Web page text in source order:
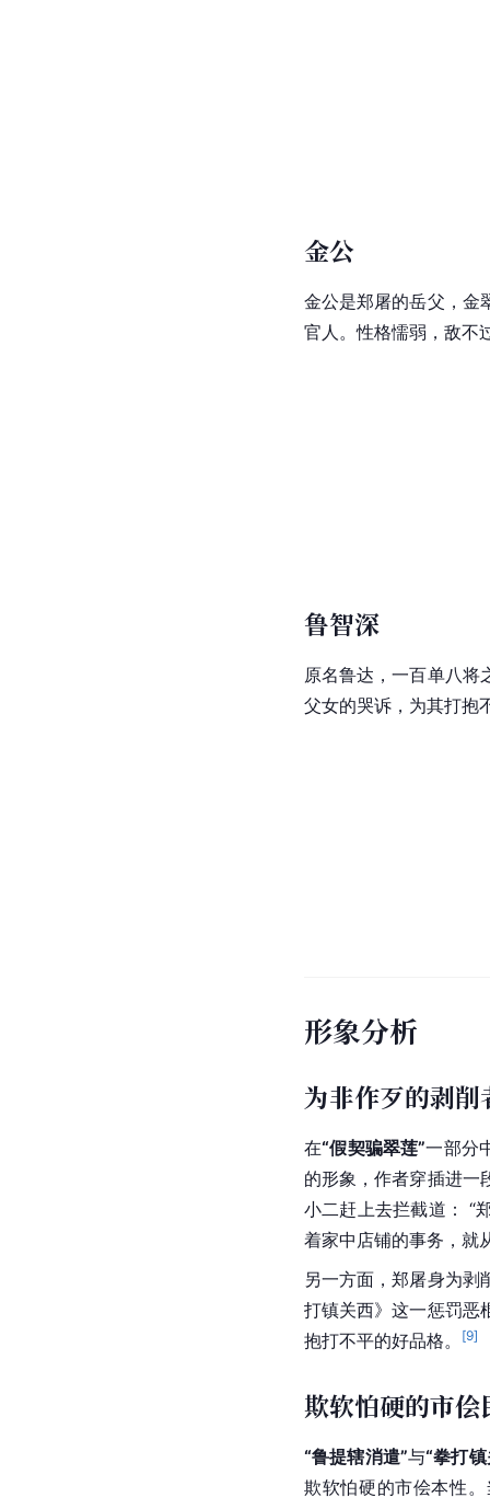
金公
金公是郑屠的岳父，金
官人。性格懦弱，敌不
鲁智深
原名鲁达 ，一百单八
父女的哭诉，为其打抱
形象分析
为非作歹的剥削
在“假契骗翠莲”一部分
的形象，作者穿插进一
小二赶上去拦截道： “
着家中店铺的事务，就
另一方面，郑屠身为剥
打镇关西》这一惩罚恶
抱打不平的好品格。
[9]
欺软怕硬的市侩
“鲁提辖消遣”与“拳打
欺软怕硬的市侩本性。